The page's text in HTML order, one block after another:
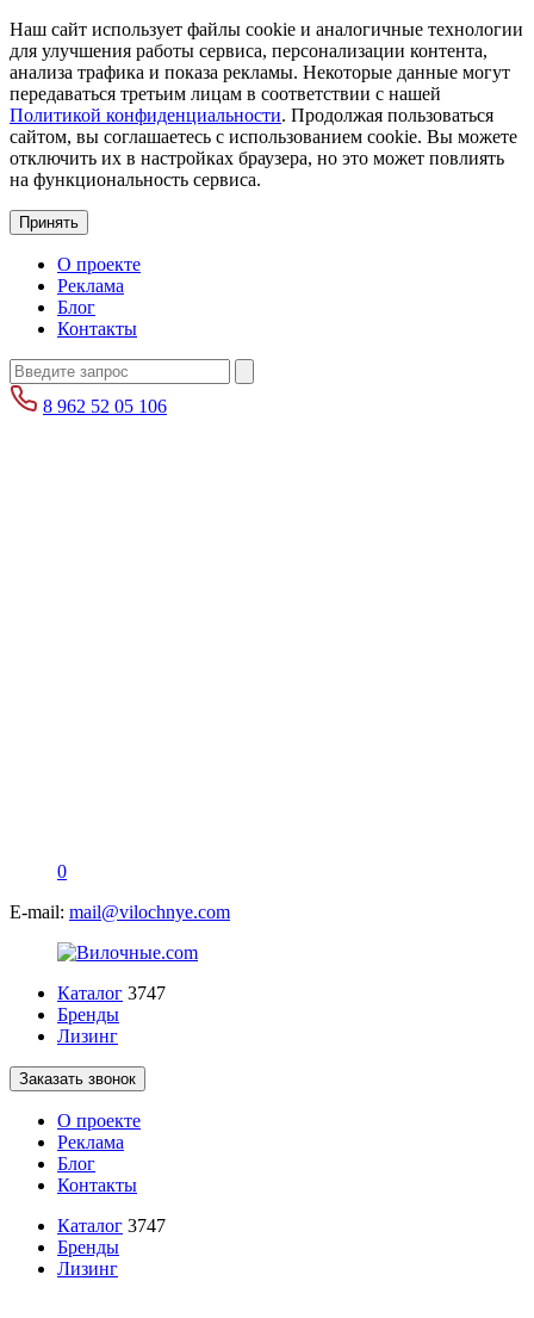
Наш сайт использует файлы cookie и аналогичные технологии
для улучшения работы сервиса, персонализации контента,
анализа трафика и показа рекламы. Некоторые данные могут
передаваться третьим лицам в соответствии с нашей
Политикой конфиденциальности. Продолжая пользоваться
сайтом, вы соглашаетесь с использованием cookie. Вы можете
отключить их в настройках браузера, но это может повлиять
на функциональность сервиса.
Принять
О проекте
Реклама
Блог
Контакты
8 962 52 05 106
0
E-mail: mail@vilochnye.com
Каталог 3747
Бренды
Лизинг
Заказать звонок
О проекте
Реклама
Блог
Контакты
Каталог 3747
Бренды
Лизинг